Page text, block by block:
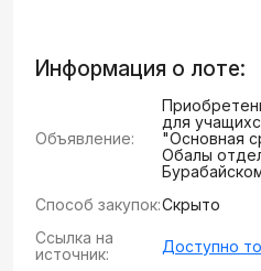
Информация о лоте:
Объявление:
для
"Основная
Обалы
Способ закупок:Скрыто
Ссылка на
источник:
Доступно